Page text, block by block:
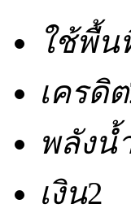
ใช้พื้น
เครดิต
พลังน้
เงิน2